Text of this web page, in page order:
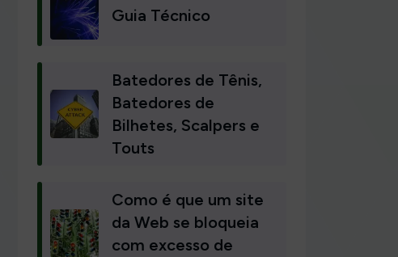
Guia Técnico
Batedores de Tênis,
Batedores de
Bilhetes, Scalpers e
Touts
Como é que um site
da Web se bloqueia
com excesso de